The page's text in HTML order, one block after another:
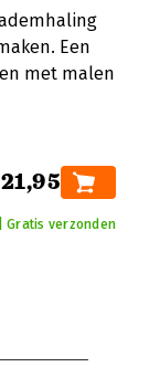
Een
met malen
Gratis verzonden